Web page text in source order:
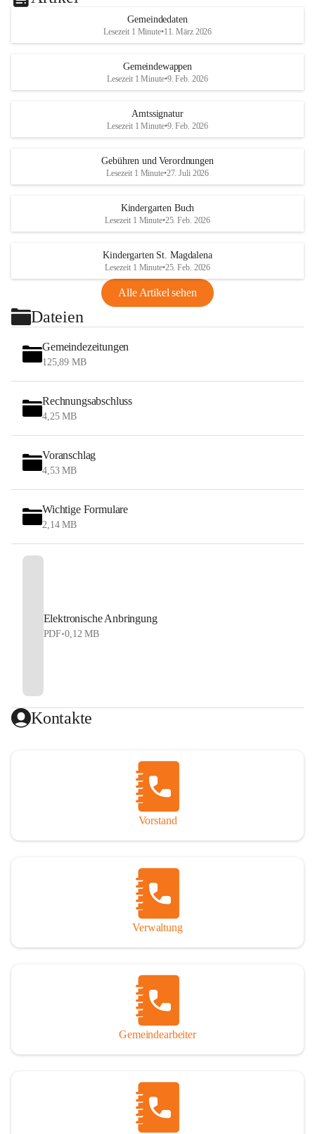
Gemeindedaten
Lesezeit 1 Minute•11. März 2026
Gemeindewappen
Lesezeit 1 Minute•9. Feb. 2026
Amtssignatur
Lesezeit 1 Minute•9. Feb. 2026
Gebühren und Verordnungen
Lesezeit 1 Minute•27. Juli 2026
Kindergarten Buch
Lesezeit 1 Minute•25. Feb. 2026
Kindergarten St. Magdalena
Lesezeit 1 Minute•25. Feb. 2026
Alle Artikel sehen
Dateien
Gemeindezeitungen
125,89 MB
Rechnungsabschluss
4,25 MB
Voranschlag
4,53 MB
Wichtige Formulare
2,14 MB
Elektronische Anbringung
PDF•0,12 MB
Kontakte
Vorstand
Verwaltung
Gemeindearbeiter